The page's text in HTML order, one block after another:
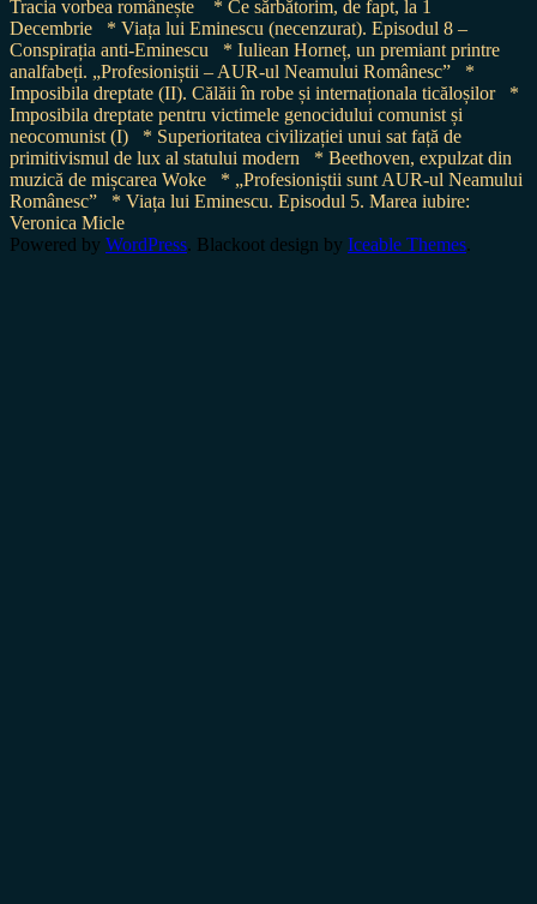
Tracia vorbea românește
* Ce sărbătorim, de fapt, la 1
Decembrie
* Viața lui Eminescu (necenzurat). Episodul 8 –
Conspirația anti-Eminescu
* Iuliean Horneț, un premiant printre
analfabeți. „Profesioniștii – AUR-ul Neamului Românesc”
*
Imposibila dreptate (II). Călăii în robe și internaționala ticăloșilor
*
Imposibila dreptate pentru victimele genocidului comunist și
neocomunist (I)
* Superioritatea civilizației unui sat față de
primitivismul de lux al statului modern
* Beethoven, expulzat din
muzică de mișcarea Woke
* „Profesioniștii sunt AUR-ul Neamului
Românesc”
* Viața lui Eminescu. Episodul 5. Marea iubire:
Veronica Micle
Powered by WordPress. Blackoot design by Iceable Themes.